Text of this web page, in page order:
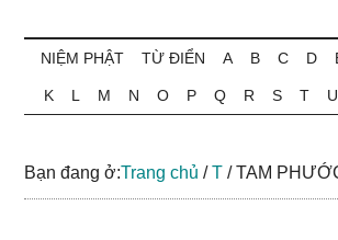
Từ
điển
Phật
học
ngữ
NIỆM PHẬT TỪ ĐIỂN A B C D
K L M N O P Q R S T U
Bạn đang ở:Trang chủ / T /TAM